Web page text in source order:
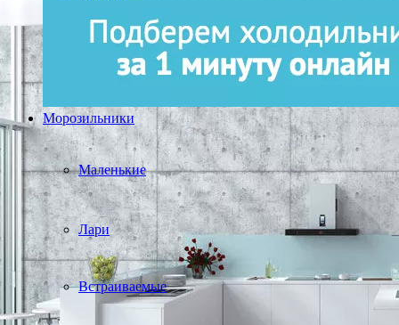
Морозильники
Маленькие
Лари
Встраиваемые